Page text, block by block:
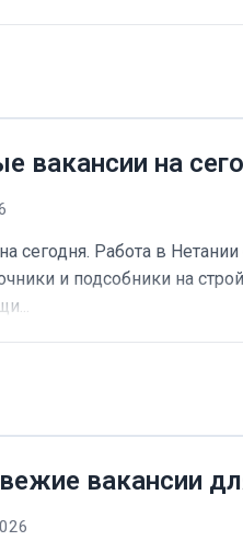
вакансии на
сегодня. Работа в
и подсобники на
вакансии